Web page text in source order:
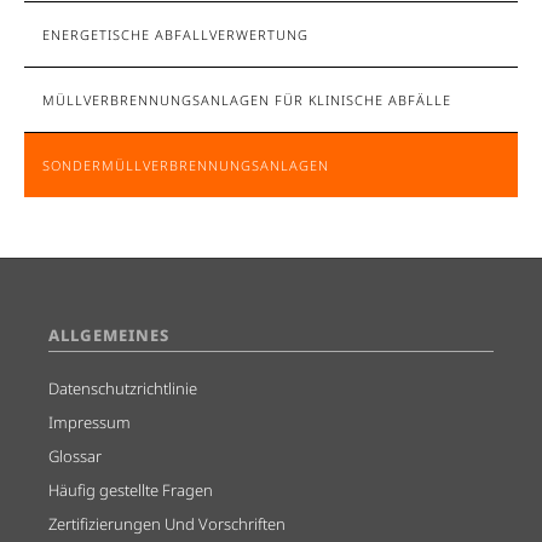
ENERGETISCHE ABFALLVERWERTUNG
MÜLLVERBRENNUNGSANLAGEN FÜR KLINISCHE ABFÄLLE
SONDERMÜLLVERBRENNUNGSANLAGEN
ALLGEMEINES
Datenschutzrichtlinie
Impressum
Glossar
Häufig gestellte Fragen
Zertifizierungen Und Vorschriften